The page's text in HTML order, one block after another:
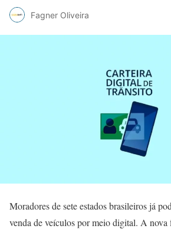
Fagner Oliveira
Moradores de sete estados brasileiros já
venda de veículos por meio digital. A nova